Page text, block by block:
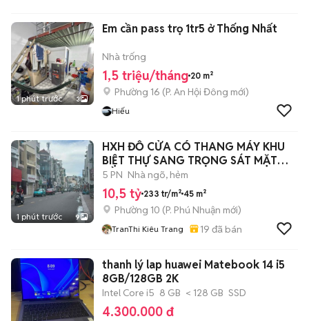
1 phút trước 3
Em cần pass trọ 1tr5 ở Thống Nhất
Nhà trống
1,5 triệu/tháng 20 m²
Phường 16 (P. An Hội Đông mới)
Hiếu
1 phút trước 9
HXH ĐỖ CỬA CÓ THANG MÁY KHU
BIỆT THỰ SANG TRỌNG SÁT MẶT
TIỀN NGAY PN
5 PN Nhà ngõ, hẻm
10,5 tỷ 233 tr/m² 45 m²
Phường 10 (P. Phú Nhuận mới)
TranThi Kiêu Trang 19 đã bán
thanh lý lap huawei Matebook 14 i5
8GB/128GB 2K
Intel Core i5 8 GB < 128 GB SSD
4.300.000 đ